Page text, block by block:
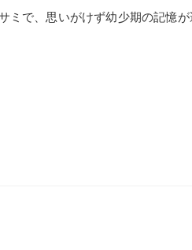
ミで、思いがけず幼少期の記憶